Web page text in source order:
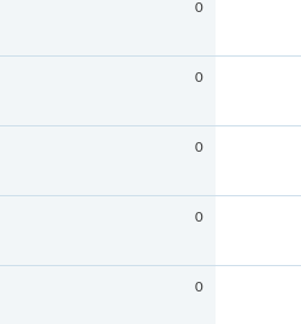
0
0
0
0
0